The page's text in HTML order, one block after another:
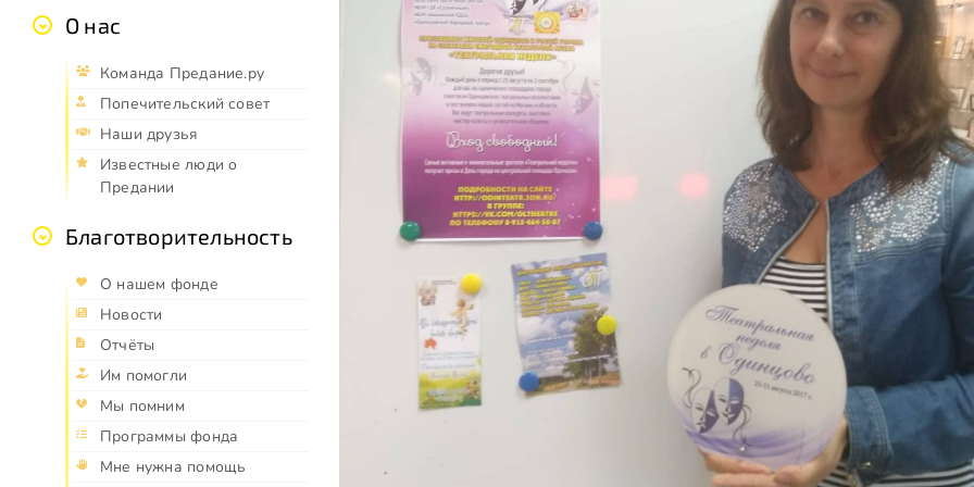
О нас
Команда Предание.ру
Попечительский совет
Наши друзья
Известные люди о
Предании
Благотворительность
О нашем фонде
Новости
Отчёты
Им помогли
Мы помним
Программы фонда
Мне нужна помощь